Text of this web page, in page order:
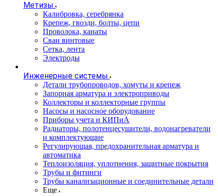
Метизы
Калибровка, серебрянка
Крепеж, гвозди, болты, цепи
Проволока, канаты
Сваи винтовые
Сетка, лента
Электроды
Инженерные системы
Детали трубопроводов, хомуты и крепеж
Запорная арматура и электроприводы
Коллекторы и коллекторные группы
Насосы и насосное оборудование
Приборы учета и КИПиА
Радиаторы, полотенцесушители, водонагреватели
и комплектующие
Регулирующая, предохранительная арматура и
автоматика
Теплоизоляция, уплотнения, защитные покрытия
Трубы и фитинги
Трубы канализационные и соединительные детали
Еще